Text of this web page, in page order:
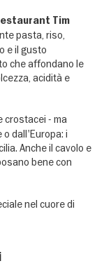
Tim
pasta, riso,
e il gusto
che affondano le
acidità e
crostacei - ma
dall'Europa: i
Anche il cavolo e
bene con
nel cuore di